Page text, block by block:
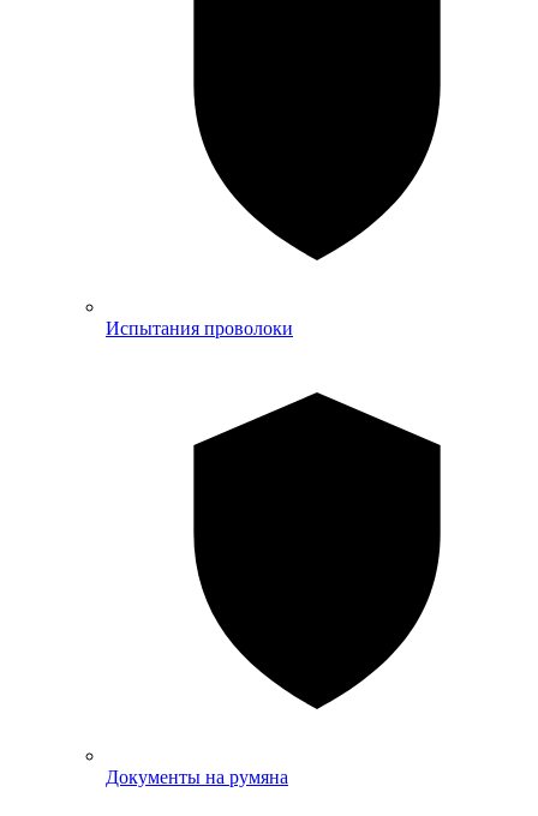
Испытания проволоки
Документы на румяна